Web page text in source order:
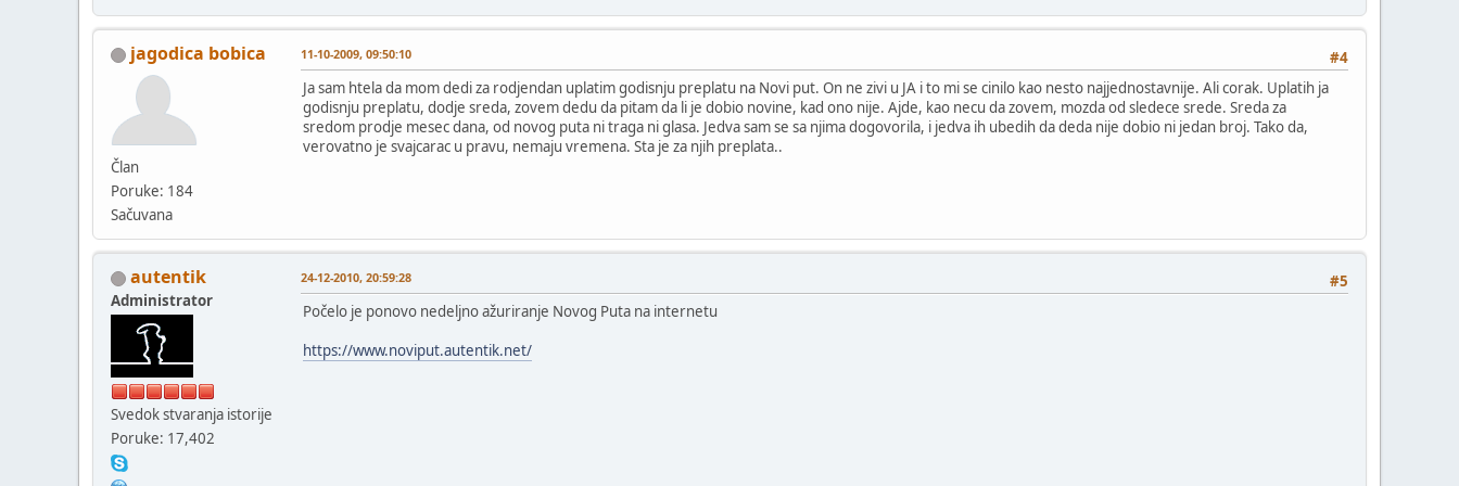
jagodica bobica
Član
Poruke: 184
Sačuvana
#4
11-10-2009, 09:50:10
Ja sam htela da mom dedi za rodjendan uplatim godisnju preplatu na Novi put. On ne zivi u JA i to mi se cinilo kao nesto najjednostavnije. Ali corak. Uplatih ja
godisnju preplatu, dodje sreda, zovem dedu da pitam da li je dobio novine, kad ono nije. Ajde, kao necu da zovem, mozda od sledece srede. Sreda za
sredom prodje mesec dana, od novog puta ni traga ni glasa. Jedva sam se sa njima dogovorila, i jedva ih ubedih da deda nije dobio ni jedan broj. Tako da,
verovatno je svajcarac u pravu, nemaju vremena. Sta je za njih preplata..
autentik
Administrator
Svedok stvaranja istorije
Poruke: 17,402
#5
24-12-2010, 20:59:28
Počelo je ponovo nedeljno ažuriranje Novog Puta na internetu
https://www.noviput.autentik.net/